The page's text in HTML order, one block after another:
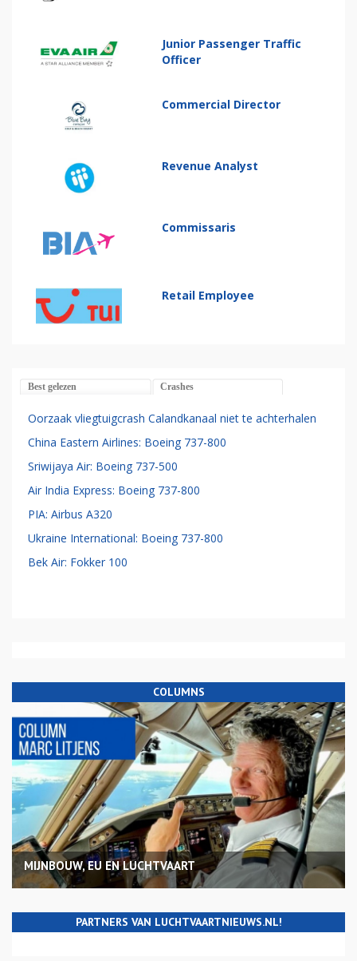
Junior Passenger Traffic
Officer
Commercial Director
Revenue Analyst
Commissaris
Retail Employee
Best gelezen Crashes
Oorzaak vliegtuigcrash Calandkanaal niet te achterhalen
China Eastern Airlines: Boeing 737-800
Sriwijaya Air: Boeing 737-500
Air India Express: Boeing 737-800
PIA: Airbus A320
Ukraine International: Boeing 737-800
Bek Air: Fokker 100
COLUMNS
MIJNBOUW, EU EN LUCHTVAART
PARTNERS VAN LUCHTVAARTNIEUWS.NL!